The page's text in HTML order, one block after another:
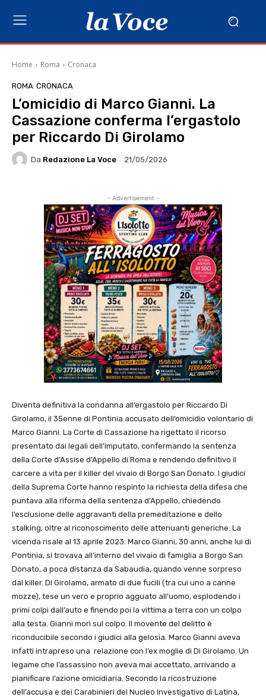
Home Roma Cronaca
ROMA CRONACA
L’omicidio di Marco Gianni. La
Cassazione conferma l’ergastolo
per Riccardo Di Girolamo
Da Redazione La Voce 21/05/2026
- Advertisement -
Diventa definitiva la condanna all’ergastolo per Riccardo Di
Girolamo, il 35enne di Pontinia accusato dell’omicidio volontario di
Marco Gianni. La Corte di Cassazione ha rigettato il ricorso
presentato dai legali dell’imputato, confermando la sentenza
della Corte d’Assise d’Appello di Roma e rendendo definitivo il
carcere a vita per il killer del vivaio di Borgo San Donato. I giudici
della Suprema Corte hanno respinto la richiesta della difesa che
puntava alla riforma della sentenza d’Appello, chiedendo
l’esclusione delle aggravanti della premeditazione e dello
stalking, oltre al riconoscimento delle attenuanti generiche. La
vicenda risale al 13 aprile 2023. Marco Gianni, 30 anni, anche lui di
Pontinia, si trovava all’interno del vivaio di famiglia a Borgo San
Donato, a poca distanza da Sabaudia, quando venne sorpreso
dal killer. Di Girolamo, armato di due fucili (tra cui uno a canne
mozze), tese un vero e proprio agguato all’uomo, esplodendo i
primi colpi dall’auto e finendo poi la vittima a terra con un colpo
alla testa. Gianni morì sul colpo. Il movente del delitto è
riconducibile secondo i giudici alla gelosia. Marco Gianni aveva
infatti intrapreso una relazione con l’ex moglie di Di Girolamo. Un
legame che l’assassino non aveva mai accettato, arrivando a
pianificare l’azione omicidiaria. Secondo la ricostruzione
dell’accusa e dei Carabinieri del Nucleo Investigativo di Latina,